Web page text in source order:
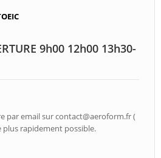
9h00 12h00 13h30-
par email sur contact@aeroform.fr (
rapidement possible.